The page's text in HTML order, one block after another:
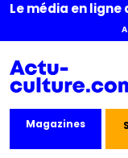
Le média en ligne
Magazines